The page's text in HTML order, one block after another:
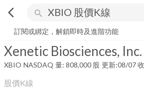
arrow_back_ios search
Xenetic Biosciences, Inc. 3.17 +11.23%
訂閱或綁定，解鎖即時及進階功能
Xenetic Biosciences, Inc.
XBIO NASDAQ 量: 808,000 股 更新:08/07
股價K線